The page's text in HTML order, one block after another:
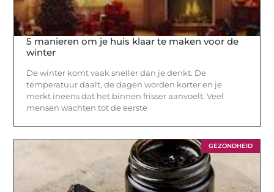
5 manieren om je huis klaar te maken voor de
winter
De winter komt vaak sneller dan je denkt. De
temperatuur daalt, de dagen worden korter en je
merkt ineens dat het binnen frisser aanvoelt. Veel
mensen wachten tot de eerste
GEZONDHEID